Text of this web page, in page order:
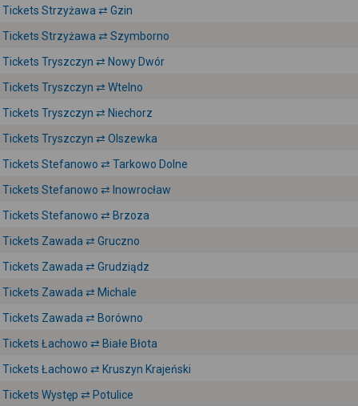
Tickets Strzyżawa ⇄ Gzin
Tickets Strzyżawa ⇄ Szymborno
Tickets Tryszczyn ⇄ Nowy Dwór
Tickets Tryszczyn ⇄ Wtelno
Tickets Tryszczyn ⇄ Niechorz
Tickets Tryszczyn ⇄ Olszewka
Tickets Stefanowo ⇄ Tarkowo Dolne
Tickets Stefanowo ⇄ Inowrocław
Tickets Stefanowo ⇄ Brzoza
Tickets Zawada ⇄ Gruczno
Tickets Zawada ⇄ Grudziądz
Tickets Zawada ⇄ Michale
Tickets Zawada ⇄ Borówno
Tickets Łachowo ⇄ Białe Błota
Tickets Łachowo ⇄ Kruszyn Krajeński
Tickets Występ ⇄ Potulice